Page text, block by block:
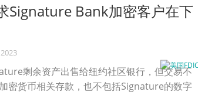
Signature Bank加密客户在下
剩余资产出售给纽约社区银行，但交易不
密货币相关存款，也不包括Signature的数字